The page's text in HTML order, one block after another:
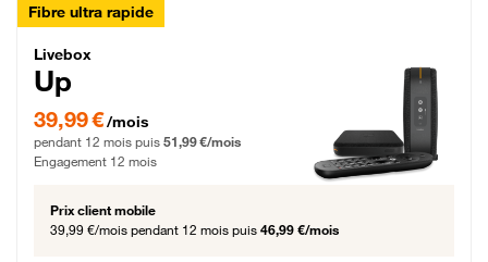
Fibre ultra rapide
Livebox Up Fibre
Livebox
Up
39,99 € par mois pendant 12 mois puis 51,99 € par mois, Engagement 12 mois
39,99 €/mois
pendant 12 mois puis 51,99 €/mois
Engagement 12 mois
Prix client mobile
39,99 €/mois pendant 12 mois puis 46,99 €/mois